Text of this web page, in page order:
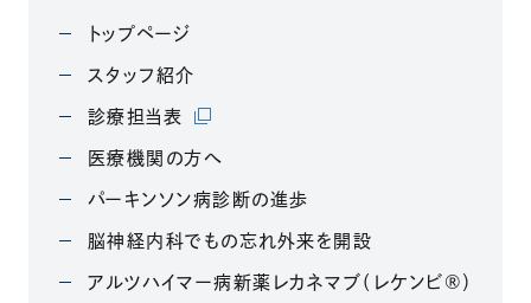
トップページ
スタッフ紹介
診療担当表 （別ウィンドウで開きます）
医療機関の方へ
パーキンソン病診断の進歩
脳神経内科でもの忘れ外来を開設
アルツハイマー病新薬レカネマブ（レケンビ®）